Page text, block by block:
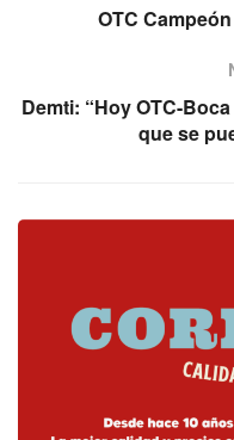
OTC
Demti: “Hoy OTC-
que se